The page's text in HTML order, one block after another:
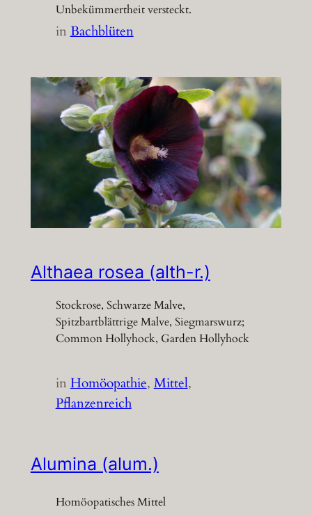
Unbekümmertheit versteckt.
inBachblüten
Althaea rosea (alth-r.)
Stockrose, Schwarze Malve,
Spitzbartblättrige Malve, Siegmarswurz;
Common Hollyhock, Garden Hollyhock
inHomöopathie, Mittel
Pflanzenreich
Alumina (alum.)
Homöopatisches Mittel